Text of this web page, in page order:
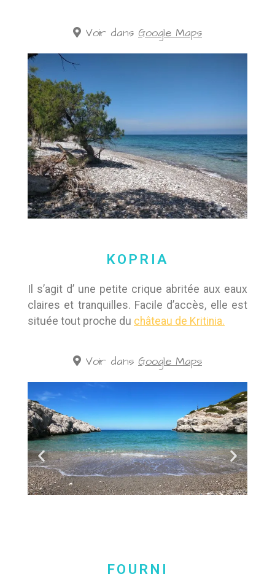
Voir dans Google Maps
KOPRIA
Il s’agit d’ une petite crique abritée aux eaux
claires et tranquilles. Facile d’accès, elle est
située tout proche du château de Kritinia.
Voir dans Google Maps
FOURNI